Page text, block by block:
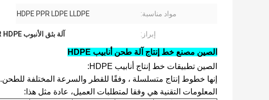
مواد مناسبة: HDPE PPR LDPE LLDPE
إبراز: آلة بثق الأنبوب PPR HDPE
الصين مصنع خط إنتاج آلة طحن أنابيب HDPE
الصين تطبيقات خط إنتاج أنابيب HDPE:
إنها خطوط إنتاج متسلسلة ، وفقًا للقطر والسرعة المختلفة للطحن.
المعلومات التقنية هي وفقا لمتطلبات العميل، عادة مثل هذا: